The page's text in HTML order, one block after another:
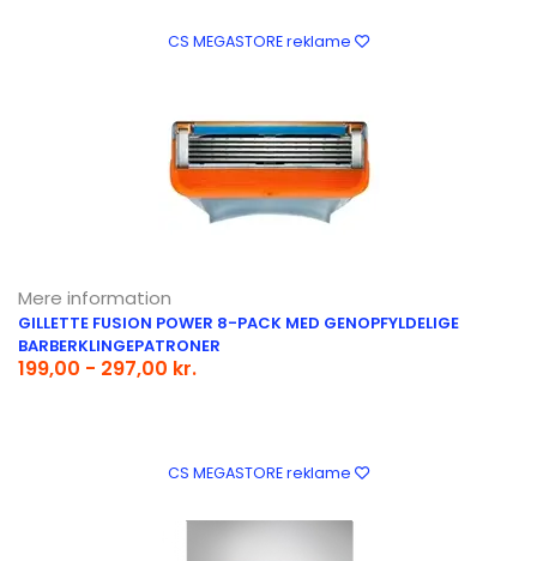
CS MEGASTORE reklame
Mere information
GILLETTE FUSION POWER 8-PACK MED GENOPFYLDELIGE
BARBERKLINGEPATRONER
199,00 - 297,00 kr.
CS MEGASTORE reklame